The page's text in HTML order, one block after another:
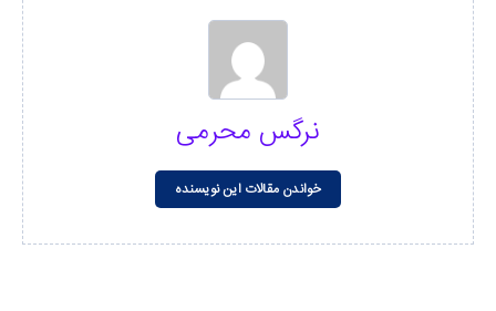
نرگس محرمی
خواندن مقالات این نویسنده